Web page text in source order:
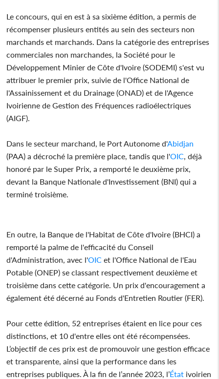
Le concours, qui en est à sa sixième édition, a permis de
récompenser plusieurs entités au sein des secteurs non
marchands et marchands. Dans la catégorie des entreprises
commerciales non marchandes, la Société pour le
Développement Minier de Côte d'Ivoire (SODEMI) s'est vu
attribuer le premier prix, suivie de l'Office National de
l'Assainissement et du Drainage (ONAD) et de l'Agence
Ivoirienne de Gestion des Fréquences radioélectriques
(AIGF).
Dans le secteur marchand, le Port Autonome d'Abidjan
(PAA) a décroché la première place, tandis que l'OIC , déjà
honoré par le Super Prix, a remporté le deuxième prix,
devant la Banque Nationale d'Investissement (BNI) qui a
terminé troisième.
En outre, la Banque de l'Habitat de Côte d'Ivoire (BHCI) a
remporté la palme de l'efficacité du Conseil
d'Administration, avec l'OIC et l'Office National de l'Eau
Potable (ONEP) se classant respectivement deuxième et
troisième dans cette catégorie. Un prix d'encouragement a
également été décerné au Fonds d'Entretien Routier (FER).
Pour cette édition, 52 entreprises étaient en lice pour ces
distinctions, et 10 d'entre elles ont été récompensées.
L’objectif de ces prix est de promouvoir une gestion efficace
et transparente, ainsi que la performance dans les
entreprises publiques. À la fin de l’année 2023, l’État ivoirien